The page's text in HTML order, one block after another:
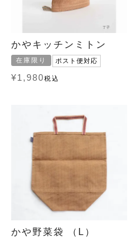
かやキッチンミトン
在庫限り ポスト便対応
¥1,980税込
かや野菜袋 （L）